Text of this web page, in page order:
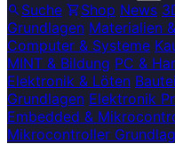
Suche
Shop News
Grundlagen Materialien
Computer & Systeme
MINT & Bildung PC &
Elektronik & Löten
Grundlagen Elektronik
Embedded &
Mikrocontroller